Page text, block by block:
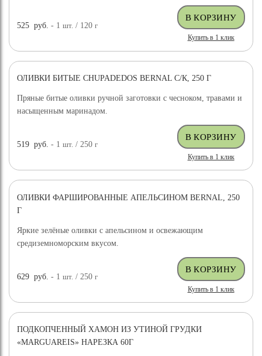
525 руб. - 1шт. / 120г
Купить в 1 клик
ОЛИВКИ БИТЫЕ CHUPADEDOS BERNAL С/К, 250 Г
Пряные битые оливки ручной заготовки с чесноком, травами и
насыщенным маринадом.
519 руб. - 1шт. / 250г
Купить в 1 клик
ОЛИВКИ ФАРШИРОВАННЫЕ АПЕЛЬСИНОМ BERNAL, 250
Г
Яркие зелёные оливки с апельсином и освежающим
средиземноморским вкусом.
629 руб. - 1шт. / 250г
Купить в 1 клик
ПОДКОПЧЕННЫЙ ХАМОН ИЗ УТИНОЙ ГРУДКИ
«MARGUAREIS» НАРЕЗКА 60Г